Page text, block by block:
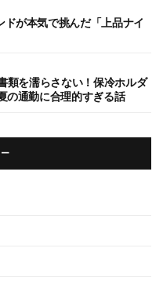
ドが本気で挑んだ「上品ナイ
類を濡らさない！保冷ホルダ
の通勤に合理的すぎる話